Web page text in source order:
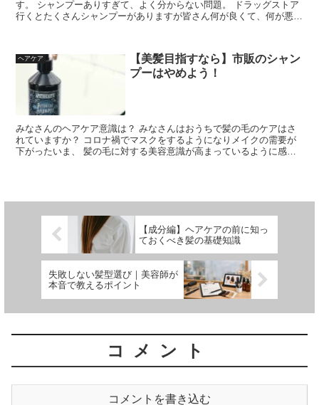
す。 シャンプーありすぎて、よく分からない問題。 ドラッグストア
行くとたくさんシャンプーがありますが皆さん何が良くて、何が悪い
ヘアケア
【美髪目指すなら】市販のシャン
プーはやめよう！
みなさんのヘアケア意識は？ みなさんはおうちで髪の毛のケアはさ
れていますか？ コロナ禍でマスクをするようになりメイクの需要が
下がったいま、 髪の毛に対する美容意識が高まっているように感じ
【成分編】ヘアケアの前に知っ
ておくべき髪の基礎知識
失敗しない髪型選び｜美容師が
本音で教えるポイント
コメント
コメントを書き込む